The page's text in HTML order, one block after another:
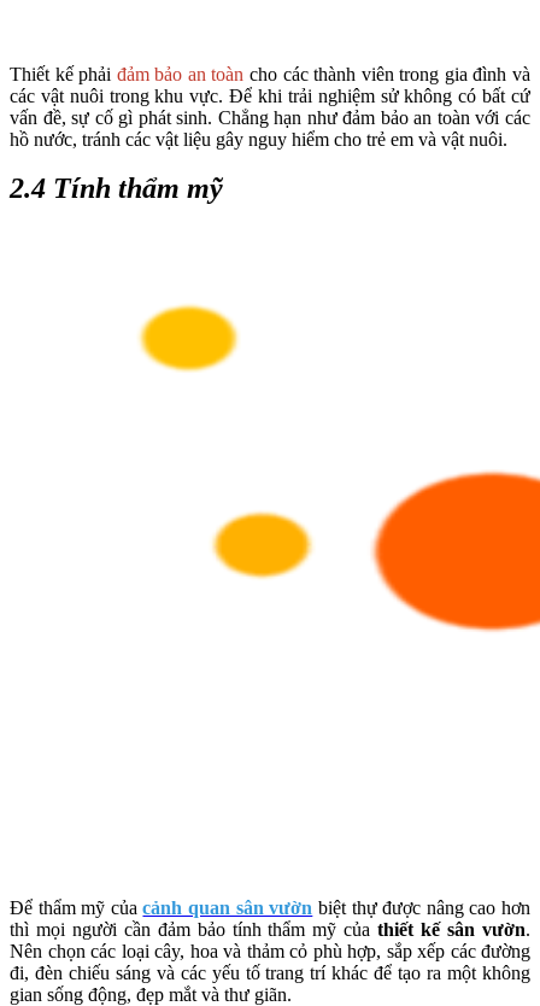
Thiết kế phải đảm bảo an toàn cho các thành viên trong gia đình và
các vật nuôi trong khu vực. Để khi trải nghiệm sử không có bất cứ
vấn đề, sự cố gì phát sinh. Chẳng hạn như đảm bảo an toàn với các
hồ nước, tránh các vật liệu gây nguy hiểm cho trẻ em và vật nuôi.
2.4 Tính thẩm mỹ
Để thẩm mỹ củacảnh quan sân vườn biệt thự được nâng cao hơn
thì mọi người cần đảm bảo tính thẩm mỹ củathiết kế sân vườn.
Nên chọn các loại cây, hoa và thảm cỏ phù hợp, sắp xếp các đường
đi, đèn chiếu sáng và các yếu tố trang trí khác để tạo ra một không
gian sống động, đẹp mắt và thư giãn.